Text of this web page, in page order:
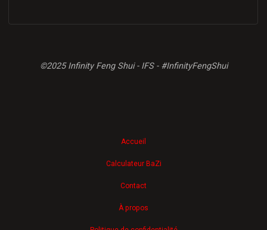
©2025 Infinity Feng Shui - IFS - #InfinityFengShui
Accueil
Calculateur BaZi
Contact
À propos